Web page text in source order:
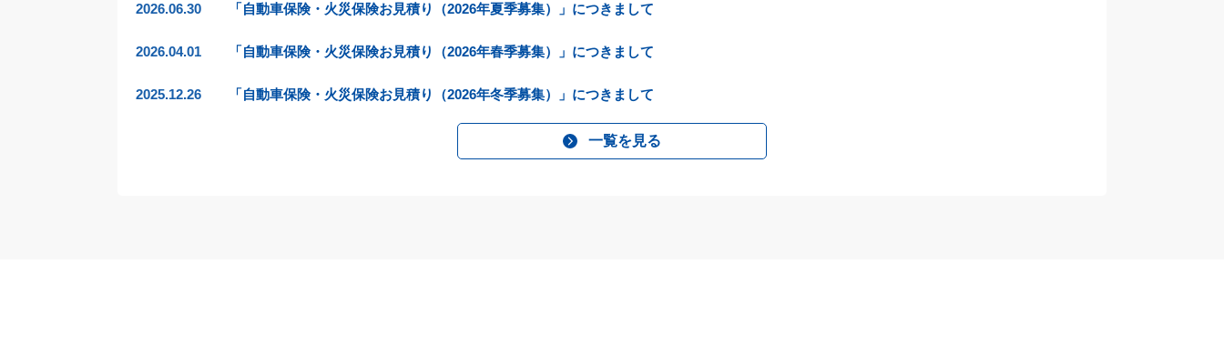
2026.06.30 「自動車保険・火災保険お見積り（2026年夏季募集）」につきまして
2026.04.01 「自動車保険・火災保険お見積り（2026年春季募集）」につきまして
2025.12.26 「自動車保険・火災保険お見積り（2026年冬季募集）」につきまして
一覧を見る